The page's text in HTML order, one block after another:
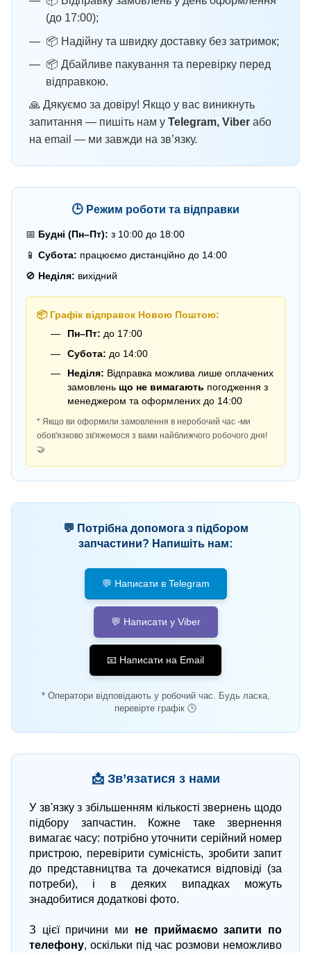
(до 17:00);
📦 Надійну та швидку доставку без затримок;
📦 Дбайливе пакування та перевірку перед
відправкою.
🙏 Дякуємо за довіру! Якщо у вас виникнуть
запитання — пишіть нам у Telegram, Viber або
на email — ми завжди на зв’язку.
🕒 Режим роботи та відправки
📅 Будні (Пн–Пт): з 10:00 до 18:00
📱 Субота: працюємо дистанційно до 14:00
🚫 Неділя: вихідний
📦 Графік відправок Новою Поштою:
Пн–Пт: до 17:00
Субота: до 14:00
Неділя: Відправка можлива лише оплачених
замовлень що не вимагають погодження з
менеджером та оформлених до 14:00
* Якщо ви оформили замовлення в неробочий час -ми
обов'язково зв'яжемося з вами найближчого робочого дня!
🤝
💬 Потрібна допомога з підбором
запчастини? Напишіть нам:
💬 Написати в Telegram
💬 Написати у Viber
📧 Написати на Email
* Оператори відповідають у робочий час. Будь ласка,
перевірте графік 🕒
📩 Зв’язатися з нами
У зв'язку з збільшенням кількості звернень щодо
підбору запчастин. Кожне таке звернення
вимагає часу: потрібно уточнити серійний номер
пристрою, перевірити сумісність, зробити запит
до представництва та дочекатися відповіді (за
потреби), і в деяких випадках можуть
знадобитися додаткові фото.
З цієї причини ми не приймаємо запити по
телефону, оскільки під час розмови неможливо